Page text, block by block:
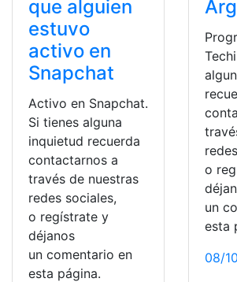
que alguien
estuvo
activo en
Snapchat
Activo en Snapchat.
Si tienes alguna
inquietud recuerda
contactarnos a
través de nuestras
redes sociales,
o regístrate y
déjanos
un comentario en
esta página.
o
un
esta
08/